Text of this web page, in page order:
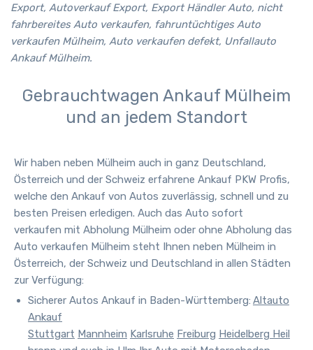
Export, Autoverkauf Export, Export Händler Auto, nicht
fahrbereites Auto verkaufen, fahruntüchtiges Auto
verkaufen Mülheim, Auto verkaufen defekt, Unfallauto
Ankauf Mülheim.
Gebrauchtwagen Ankauf Mülheim
und an jedem Standort
Wir haben neben Mülheim auch in ganz Deutschland,
Österreich und der Schweiz erfahrene Ankauf PKW Profis,
welche den Ankauf von Autos zuverlässig, schnell und zu
besten Preisen erledigen. Auch das Auto sofort
verkaufen mit Abholung Mülheim oder ohne Abholung das
Auto verkaufen Mülheim steht Ihnen neben Mülheim in
Österreich, der Schweiz und Deutschland in allen Städten
zur Verfügung:
Sicherer Autos Ankauf in Baden-Württemberg: Altauto
Ankauf
Stuttgart Mannheim Karlsruhe Freiburg Heidelberg Heil